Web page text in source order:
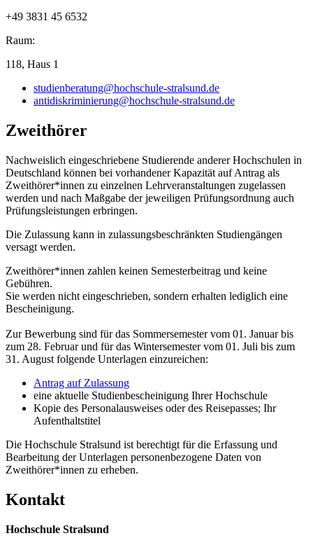
+49 3831 45 6532
Raum:
118, Haus 1
studienberatung@hochschule-stralsund.de
antidiskriminierung@hochschule-stralsund.de
Zweit­hö­rer
Nachweislich eingeschriebene Studierende anderer Hochschulen in
Deutschland können bei vorhandener Kapazität auf Antrag als
Zweithörer*innen zu einzelnen Lehrveranstaltungen zugelassen
werden und nach Maßgabe der jeweiligen Prüfungsordnung auch
Prüfungsleistungen erbringen.
Die Zulassung kann in zulassungsbeschränkten Studiengängen
versagt werden.
Zweithörer*innen zahlen keinen Semesterbeitrag und keine
Gebühren.
Sie werden nicht eingeschrieben, sondern erhalten lediglich eine
Bescheinigung.
Zur Bewerbung sind für das Sommersemester vom 01. Januar bis
zum 28. Februar und für das Wintersemester vom 01. Juli bis zum
31. August folgende Unterlagen einzureichen:
Antrag auf Zulassung
eine aktuelle Studienbescheinigung Ihrer Hochschule
Kopie des Personalausweises oder des Reisepasses; Ihr
Aufenthaltstitel
Die Hochschule Stralsund ist berechtigt für die Erfassung und
Bearbeitung der Unterlagen personenbezogene Daten von
Zweithörer*innen zu erheben.
Kon­takt
Hochschule Stralsund